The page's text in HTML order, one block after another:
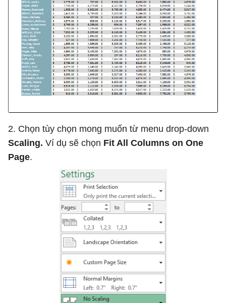
2. Chọn tùy chọn mong muốn từ menu drop-down
Scaling. Ví dụ sẽ chọn Fit All Columns on One
Page.